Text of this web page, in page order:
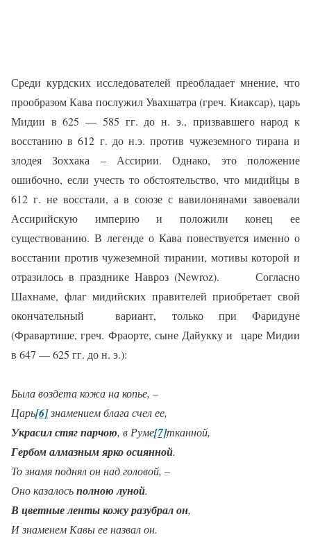
Среди курдских исследователей преобладает мнение, что
прообразом Кава послужил Увахшатра (греч. Киаксар), царь
Мидии в 625 — 585 гг. до н. э., призвавшего народ к
восстанию в 612 г. до н.э. против чужеземного тирана и
злодея Зоххака – Ассирии. Однако, это положение
ошибочно, если учесть то обстоятельство, что мидийцы в
612 г. не восстали, а в союзе с вавилонянами завоевали
Ассирийскую империю и положили конец ее
существованию. В легенде о Кава повествуется именно о
восстании против чужеземной тирании, мотивы которой и
отразилось в празднике Навроз (Newroz).
Согласно
Шахнаме, флаг мидийских правителей приобретает свой
окончательный
вариант, только при Фаридуне
(Фравартише, греч. Фраорте, сыне Дайукку и
царе Мидии
в 647 — 625 гг. до н. э.):
Была воздета кожа на копье, –
Царь[6]знамением блага счел ее,
Украсил стяг парчою, в Руме[7]тканной,
Гербом алмазным ярко осиянной.
То знамя поднял он над головой, –
Оно казалосьполною луной.
В цветные ленты кожу разубрал он,
И знаменем Кавы ее назвал он.